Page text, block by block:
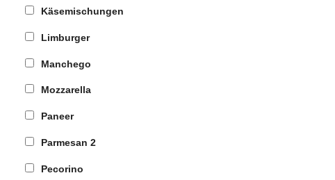
Käsemischungen
Limburger
Manchego
Mozzarella
Paneer
Parmesan 2
Pecorino